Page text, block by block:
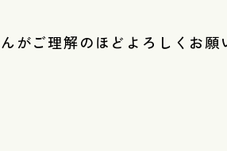
がご理解のほどよろしくお願